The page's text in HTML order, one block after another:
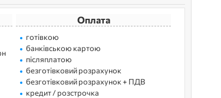
Оплата
готівкою
банківською картою
післяплатою
безготівковий розрахунок
безготівковий розрахунок + ПДВ
кредит / розстрочка